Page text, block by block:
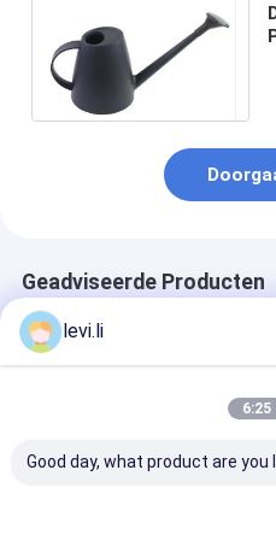
Geadviseerde Producten
levi.li
6:25
Good day, what product are you